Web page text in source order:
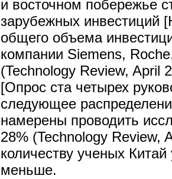
и восточном побережье
зарубежных инвестиций
общего объема
компании Siemens,
(Technology Review, April
[Опрос ста четырех
следующее
намерены проводить
28% (Technology Review,
количеству ученых
меньше.